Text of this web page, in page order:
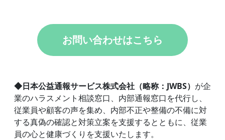
お問い合わせはこちら
◆日本公益通報サービス株式会社（略称：JWBS） が企
業のハラスメント相談窓口、内部通報窓口を代行し、
従業員や顧客の声を集め、内部不正や整備の不備に対
する真偽の確認と対策立案を支援するとともに、従業
員の心と健康づくりを支援いたします。